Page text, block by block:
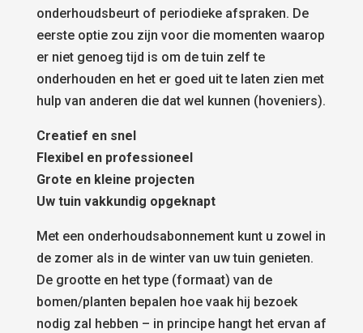
onderhoudsbeurt of periodieke afspraken. De
eerste optie zou zijn voor die momenten waarop
er niet genoeg tijd is om de tuin zelf te
onderhouden en het er goed uit te laten zien met
hulp van anderen die dat wel kunnen (hoveniers).
Creatief en snel
Flexibel en professioneel
Grote en kleine projecten
Uw tuin vakkundig opgeknapt
Met een onderhoudsabonnement kunt u zowel in
de zomer als in de winter van uw tuin genieten.
De grootte en het type (formaat) van de
bomen/planten bepalen hoe vaak hij bezoek
nodig zal hebben – in principe hangt het ervan af